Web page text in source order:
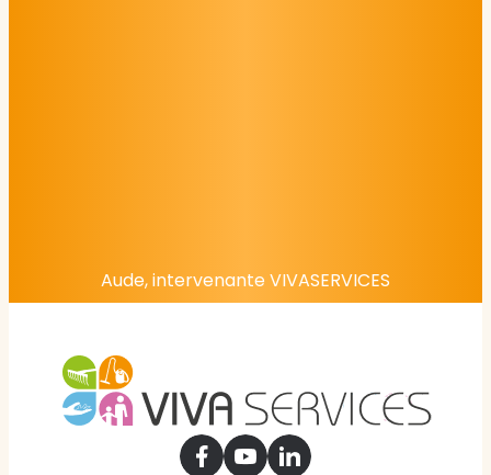
Aude, intervenante VIVASERVICES